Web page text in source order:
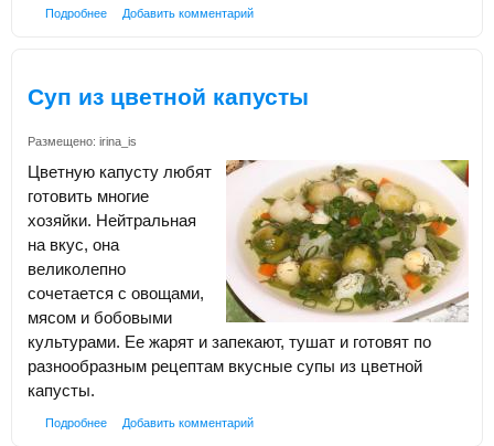
Подробнее Добавить комментарий
Суп из цветной капусты
Размещено: irina_is
Цветную капусту любят
готовить многие
хозяйки. Нейтральная
на вкус, она
великолепно
сочетается с овощами,
мясом и бобовыми
культурами. Ее жарят и запекают, тушат и готовят по
разнообразным рецептам вкусные супы из цветной
капусты.
Подробнее Добавить комментарий